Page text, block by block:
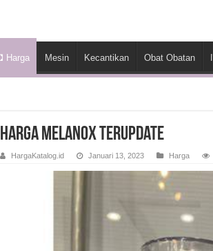
Harga Mesin Kecantikan Obat Obatan
Harga Melanox Terupdate
HargaKatalog.id Januari 13, 2023 Harga